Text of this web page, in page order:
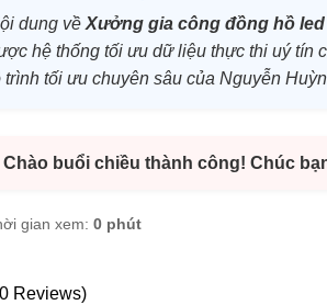
dung về Xưởng gia công đồng hồ
hệ thống tối ưu dữ liệu thực thi uý tín
trình tối ưu chuyên sâu của Nguyễn
Chào buổi chiều thành công! Chúc
gian xem: 0 phút
Reviews)